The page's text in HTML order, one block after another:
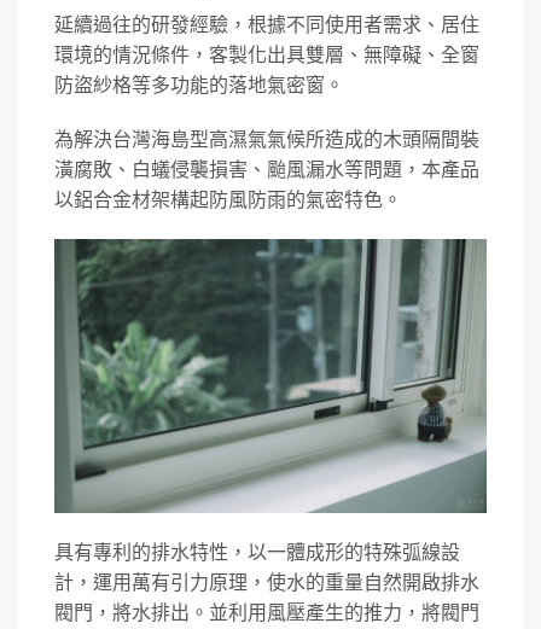
延續過往的研發經驗，根據不同使用者需求、居住
環境的情況條件，客製化出具雙層、無障礙、全窗
防盜紗格等多功能的落地氣密窗。
為解決台灣海島型高濕氣氣候所造成的木頭隔間裝
潢腐敗、白蟻侵襲損害、颱風漏水等問題，本產品
以鋁合金材架構起防風防雨的氣密特色。
具有專利的排水特性，以一體成形的特殊弧線設
計，運用萬有引力原理，使水的重量自然開啟排水
閥門，將水排出。並利用風壓產生的推力，將閥門